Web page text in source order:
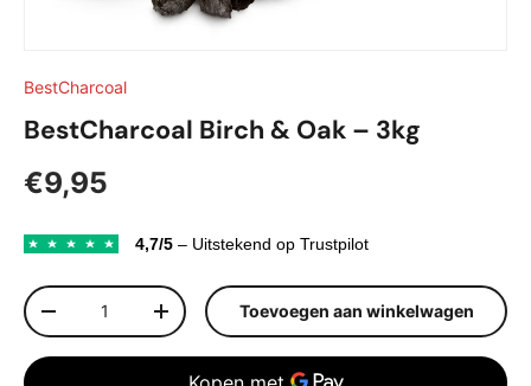
BestCharcoal
BestCharcoal Birch & Oak – 3kg
Reguliere prijs
€9,95
4,7/5 – Uitstekend op Trustpilot
Aantal
Verlaag de hoeveelheidVerhoog de hoeveelheid
Toevoegen aan winkelwagen